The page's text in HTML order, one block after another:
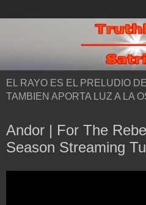
EL RAYO ES EL PRELUDIO
TAMBIEN APORTA LUZ A LA
Andor | For The
Season Streaming